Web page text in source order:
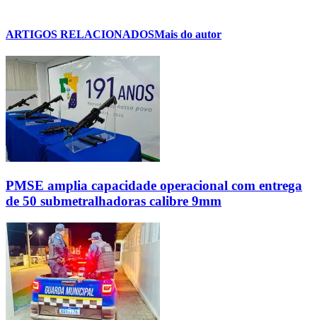
ARTIGOS RELACIONADOSMais do autor
PMSE amplia capacidade operacional com entrega
de 50 submetralhadoras calibre 9mm